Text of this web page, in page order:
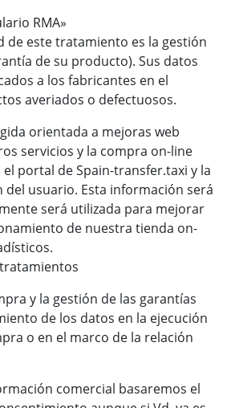
RMA»
de este tratamiento es la gestión
de su producto). Sus datos
a los fabricantes en el
averiados o defectuosos.
orientada a mejoras web
servicios y la compra on-line
portal de Spain-transfer.taxi y la
del usuario. Esta información será
será utilizada para mejorar
de nuestra tienda on-
y la gestión de las garantías
de los datos en la ejecución
o en el marco de la relación
comercial basaremos el